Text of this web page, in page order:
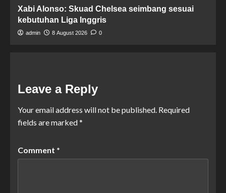
Xabi Alonso: Skuad Chelsea seimbang sesuai
kebutuhan Liga Inggris
admin 8 August 2026 0
Leave a Reply
Your email address will not be published. Required
fields are marked*
Comment *